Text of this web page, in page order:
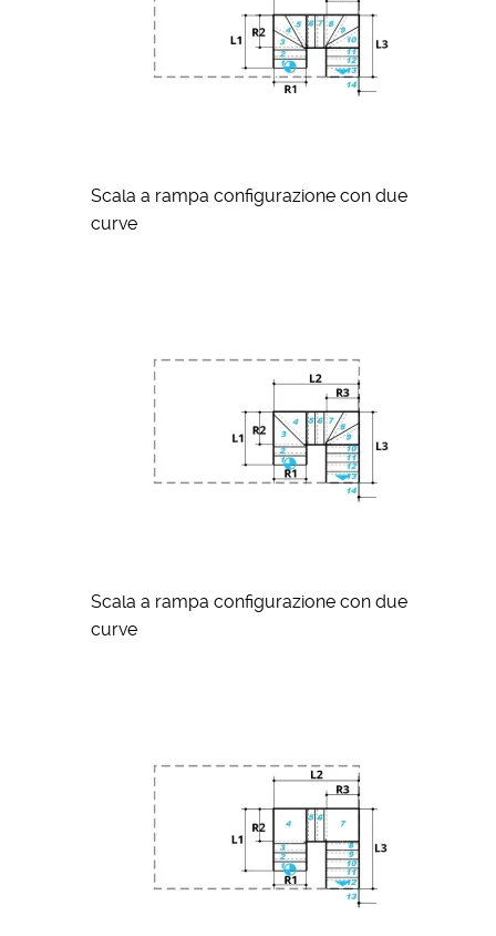
Scala a rampa configurazione con due
curve
Scala a rampa configurazione con due
curve